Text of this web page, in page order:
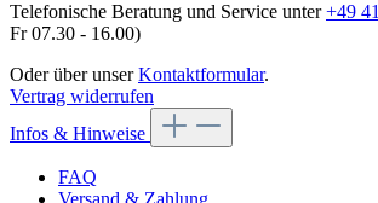
Telefonische Beratung und Service unter+49
Fr 07.30 - 16.00)
Oder über unserKontaktformular.
Vertrag widerrufen
Infos & Hinweise
FAQ